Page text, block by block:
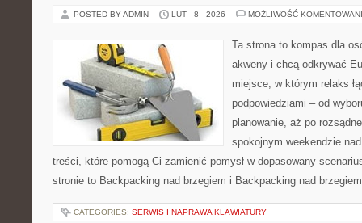
POSTED BY ADMIN LUT - 8 - 2026 MOŻLIWOŚĆ
Ta strona to kompas dla
akweny i chcą odkrywać
miejsce, w którym relaks
podpowiedziami – od
planowanie, aż po
spokojnym weekendzie
treści, które pomogą Ci zamienić pomysł w dopasowany
stronie to Backpacking nad brzegiem i Backpacking nad
CATEGORIES: SERWIS I NAPRAWA KLAWIATURY